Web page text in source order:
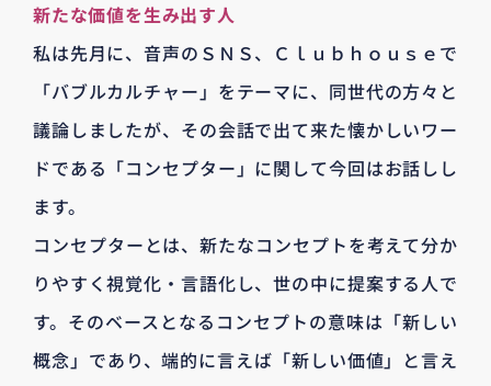
新たな価値を生み出す人
私は先月に、音声のＳＮＳ、Ｃｌｕｂｈｏｕｓｅで
「バブルカルチャー」をテーマに、同世代の方々と
議論しましたが、その会話で出て来た懐かしいワー
ドである「コンセプター」に関して今回はお話しし
ます。
コンセプターとは、新たなコンセプトを考えて分か
りやすく視覚化・言語化し、世の中に提案する人で
す。そのベースとなるコンセプトの意味は「新しい
概念」であり、端的に言えば「新しい価値」と言え